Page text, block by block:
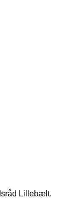
Lillebælt.